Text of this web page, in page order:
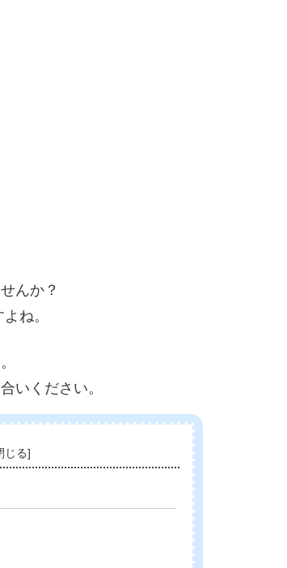
んか？
ね。
いください。